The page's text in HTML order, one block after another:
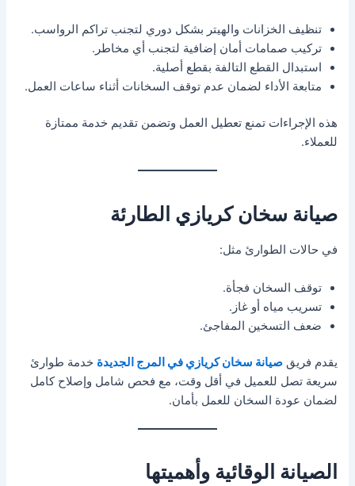
تنظيف الخزانات والهيتر بشكل دوري لتجنب تراكم الرواسب.
تركيب صمامات أمان إضافية لتجنب أي مخاطر.
استبدال القطع التالفة بقطع أصلية.
متابعة الأداء لضمان عدم توقف السخانات أثناء ساعات العمل.
هذه الإجراءات تمنع تعطيل العمل وتضمن تقديم خدمة ممتازة
للعملاء.
صيانة سخان كريازي الطارئة
في حالات الطوارئ مثل:
توقف السخان فجأة.
تسريب مياه أو غاز.
ضعف التسخين المفاجئ.
يقدم فريقصيانة سخان كريازي في المرج الجديدة خدمة طوارئ
سريعة تصل للعميل في أقل وقت، مع فحص شامل وإصلاح كامل
لضمان عودة السخان للعمل بأمان.
الصيانة الوقائية وأهميتها